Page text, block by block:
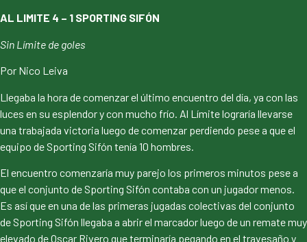
AL LIMITE 4 – 1 SPORTING SIFÓN
Sin Límite de goles
Por Nico Leiva
Llegaba la hora de comenzar el último encuentro del día, ya con las
luces en su esplendor y con mucho frío. Al Límite lograría llevarse
una trabajada victoria luego de comenzar perdiendo pese a que el
equipo de Sporting Sifón tenía 10 hombres.
El encuentro comenzaría muy parejo los primeros minutos pese a
que el conjunto de Sporting Sifón contaba con un jugador menos.
Es así que en una de las primeras jugadas colectivas del conjunto
de Sporting Sifón llegaba a abrir el marcador luego de un remate muy
elevado de Oscar Rivero que terminaría pegando en el travesaño y